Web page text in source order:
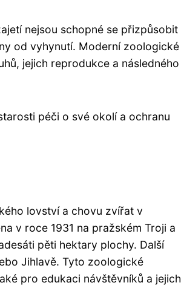
nejsou schopné se přizpůsobit
od vyhynutí. Moderní zoologické
jejich reprodukce a následného
péči o své okolí a ochranu
lovství a chovu zvířat v
v roce 1931 na pražském Troji a
pěti hektary plochy. Další
Jihlavě. Tyto zoologické
pro edukaci návštěvníků a jejich